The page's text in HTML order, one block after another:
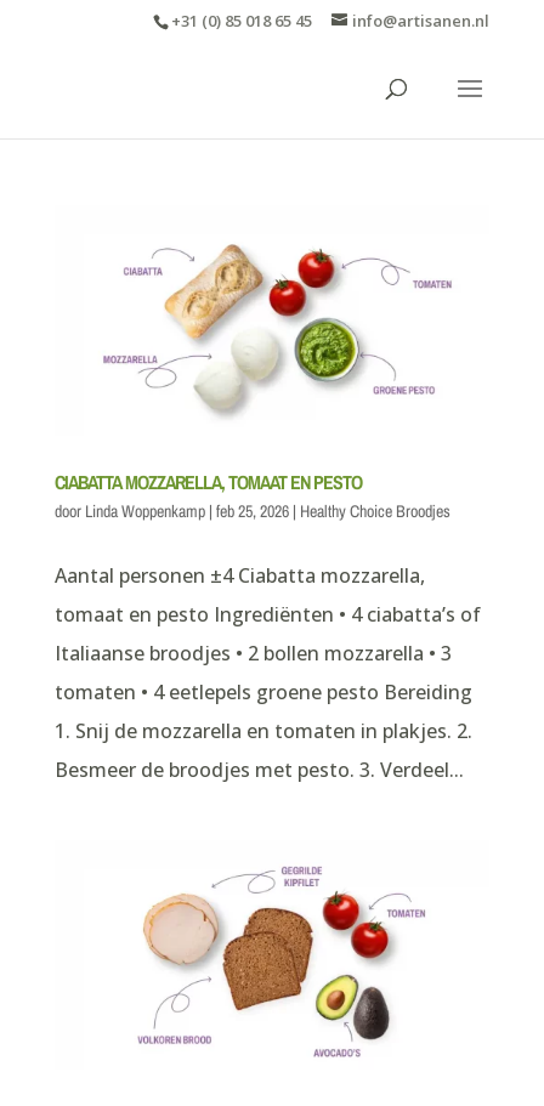
+31 (0) 85 018 65 45 info@artisanen.nl
CIABATTA MOZZARELLA, TOMAAT EN PESTO
door Linda Woppenkamp| feb 25, 2026| Healthy Choice Broodjes
Aantal personen ±4 Ciabatta mozzarella,
tomaat en pesto Ingrediënten • 4 ciabatta’s of
Italiaanse broodjes • 2 bollen mozzarella • 3
tomaten • 4 eetlepels groene pesto Bereiding
1. Snij de mozzarella en tomaten in plakjes. 2.
Besmeer de broodjes met pesto. 3. Verdeel...